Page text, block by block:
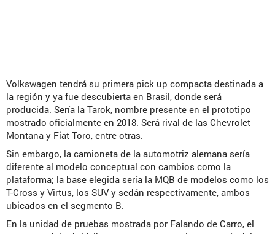
Volkswagen tendrá su primera pick up compacta destinada a
la región y ya fue descubierta en Brasil, donde será
producida. Sería la Tarok, nombre presente en el prototipo
mostrado oficialmente en 2018. Será rival de las Chevrolet
Montana y Fiat Toro, entre otras.
Sin embargo, la camioneta de la automotriz alemana sería
diferente al modelo conceptual con cambios como la
plataforma; la base elegida sería la MQB de modelos como los
T-Cross y Virtus, los SUV y sedán respectivamente, ambos
ubicados en el segmento B.
En la unidad de pruebas mostrada por Falando de Carro, el